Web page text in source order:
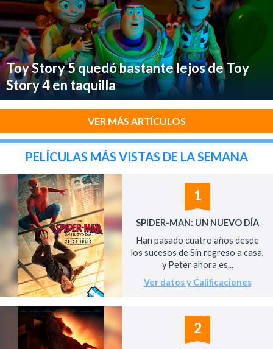
Toy Story 5 quedó bastante lejos de Toy
Story 4 en taquilla
VER MÁS ARTÍCULOS
PELÍCULAS MÁS VISTAS DE LA SEMANA
1
SPIDER-MAN: UN NUEVO DÍA
Han pasado cuatro años desde
los sucesos de Sin regreso a casa,
y Peter ahora es...
Ver datos y Calificaciones
2